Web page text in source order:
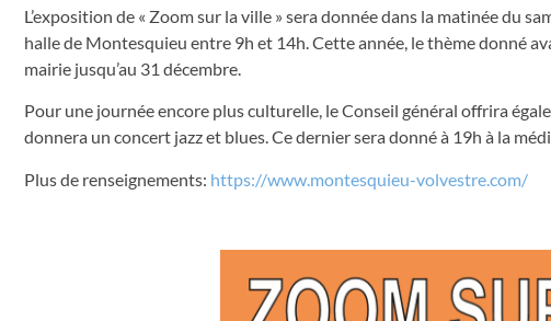
L’exposition de « Zoom sur la ville » sera donnée dans la matinée du
halle de Montesquieu entre 9h et 14h. Cette année, le thème donné
mairie jusqu’au 31 décembre.
Pour une journée encore plus culturelle, le Conseil général offrira
donnera un concert jazz et blues. Ce dernier sera donné à 19h à la
Plus de renseignements: https://www.montesquieu-volvestre.com/